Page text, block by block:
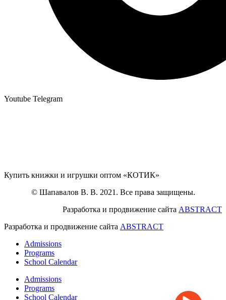
Youtube Telegram
Купить книжки и игрушки оптом «КОТИК»
© Шапавалов В. В. 2021. Все права защищены.
Разработка и продвижение сайта ABSTRACT
Разработка и продвижение сайта ABSTRACT
Admissions
Programs
School Calendar
Admissions
Programs
School Calendar